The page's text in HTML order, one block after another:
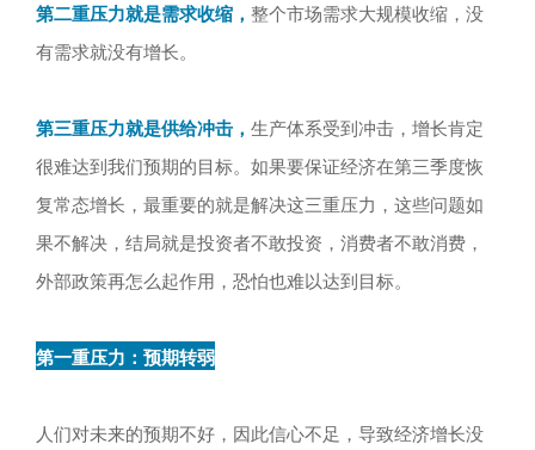
第二重压力就是需求收缩， 整个市场需求大规模收缩，没
有需求就没有增长。
第三重压力就是供给冲击， 生产体系受到冲击，增长肯定
很难达到我们预期的目标。如果要保证经济在第三季度恢
复常态增长，最重要的就是解决这三重压力，这些问题如
果不解决，结局就是投资者不敢投资，消费者不敢消费，
外部政策再怎么起作用，恐怕也难以达到目标。
第一重压力：预期转弱
人们对未来的预期不好，因此信心不足，导致经济增长没